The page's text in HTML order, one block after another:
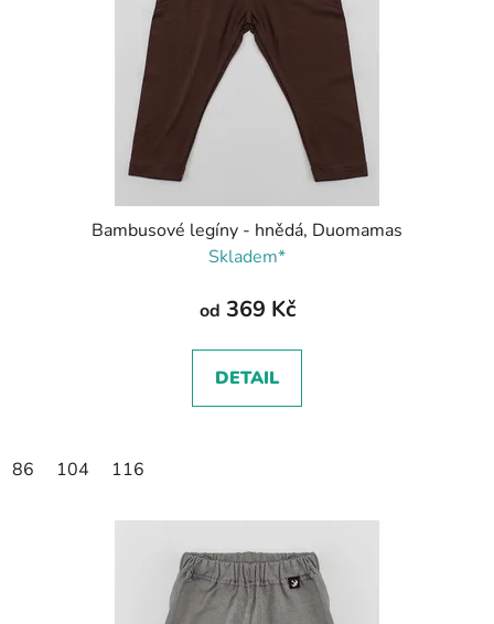
Bambusové legíny - hnědá, Duomamas
Skladem*
od 369 Kč
DETAIL
86 104 116